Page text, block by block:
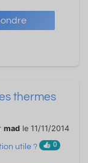
thermes
mad le 11/11/2014
utile ? 0